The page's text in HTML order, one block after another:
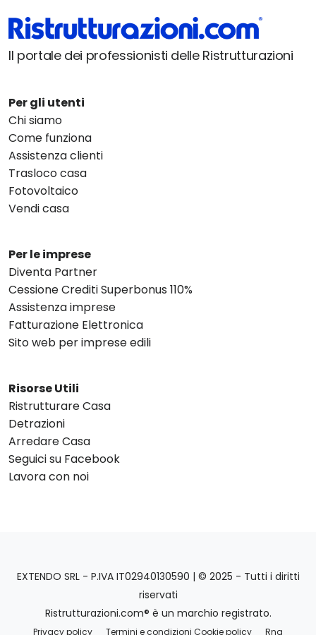
Il portale dei professionisti delle Ristrutturazioni
Per gli utenti
Chi siamo
Come funziona
Assistenza clienti
Trasloco casa
Fotovoltaico
Vendi casa
Per le imprese
Diventa Partner
Cessione Crediti Superbonus 110%
Assistenza imprese
Fatturazione Elettronica
Sito web per imprese edili
Risorse Utili
Ristrutturare Casa
Detrazioni
Arredare Casa
Seguici su Facebook
Lavora con noi
EXTENDO SRL - P.IVA IT02940130590 | © 2025 - Tutti i diritti
riservati
Ristrutturazioni.com® è un marchio registrato.
Privacy policy Termini e condizioni Cookie policy Rna